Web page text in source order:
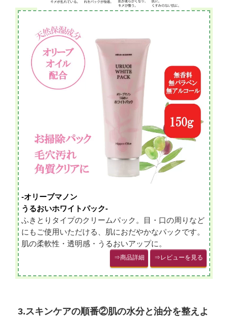
-オリーブマノン
うるおいホワイトパック-
ふきとりタイプのクリームパック。目・口の周りなど
にもご使用いただける、肌におだやかなパックです。
肌の柔軟性・透明感・うるおいアップに。
⇒商品詳細 ⇒レビューを見る
3.スキンケアの順番②肌の水分と油分を整えよ